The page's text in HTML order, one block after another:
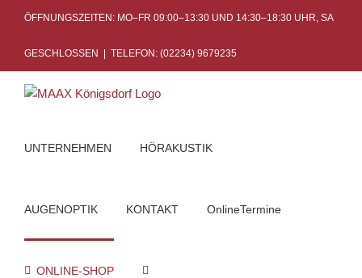
content
ÖFFNUNGSZEITEN: MO–FR 09:00–13:30 UND 14:30–18:30 UHR, SA
GESCHLOSSEN TELEFON: (02234) 9679235
UNTERNEHMEN HÖRAKUSTIK
AUGENOPTIK KONTAKT OnlineTermine
ONLINE-SHOP